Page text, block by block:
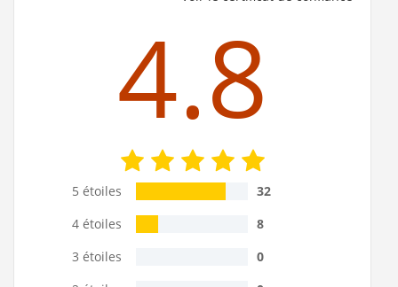
4.8
5 étoiles
32
4 étoiles
8
3 étoiles
0